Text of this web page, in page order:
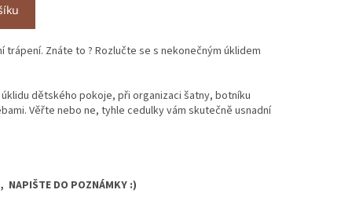
trápení. Znáte to ? Rozlučte se s nekonečným úklidem
dětského pokoje, při organizaci šatny, botníku
Věřte nebo ne, tyhle cedulky vám skutečně usnadní
DO POZNÁMKY :)